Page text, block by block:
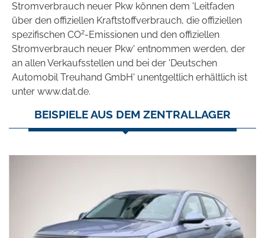
Stromverbrauch neuer Pkw können dem 'Leitfaden
über den offiziellen Kraftstoffverbrauch, die offiziellen
spezifischen CO2-Emissionen und den offiziellen
Stromverbrauch neuer Pkw' entnommen werden, der
an allen Verkaufsstellen und bei der 'Deutschen
Automobil Treuhand GmbH' unentgeltlich erhältlich ist
unter www.dat.de.
BEISPIELE AUS DEM ZENTRALLAGER